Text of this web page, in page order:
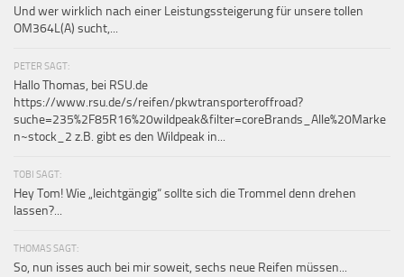
Und wer wirklich nach einer Leistungssteigerung für unsere tollen
OM364L(A) sucht,...
PETER SAGT:
Hallo Thomas, bei RSU.de
https://www.rsu.de/s/reifen/pkwtransporteroffroad?
suche=235%2F85R16%20wildpeak&filter=coreBrands_Alle%20Marke
n~stock_2 z.B. gibt es den Wildpeak in...
TOBI SAGT:
Hey Tom! Wie „leichtgängig“ sollte sich die Trommel denn drehen
lassen?...
THOMAS SAGT:
So, nun isses auch bei mir soweit, sechs neue Reifen müssen...